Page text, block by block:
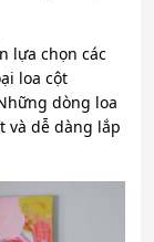
lựa chọn các
loa cột
dòng loa
và dễ dàng lắp